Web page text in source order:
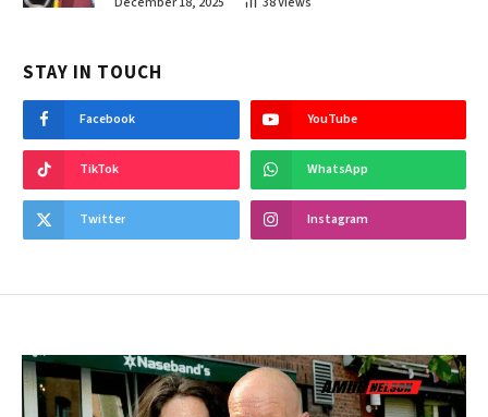
STAY IN TOUCH
Facebook YouTube
TikTok WhatsApp
Twitter Instagram